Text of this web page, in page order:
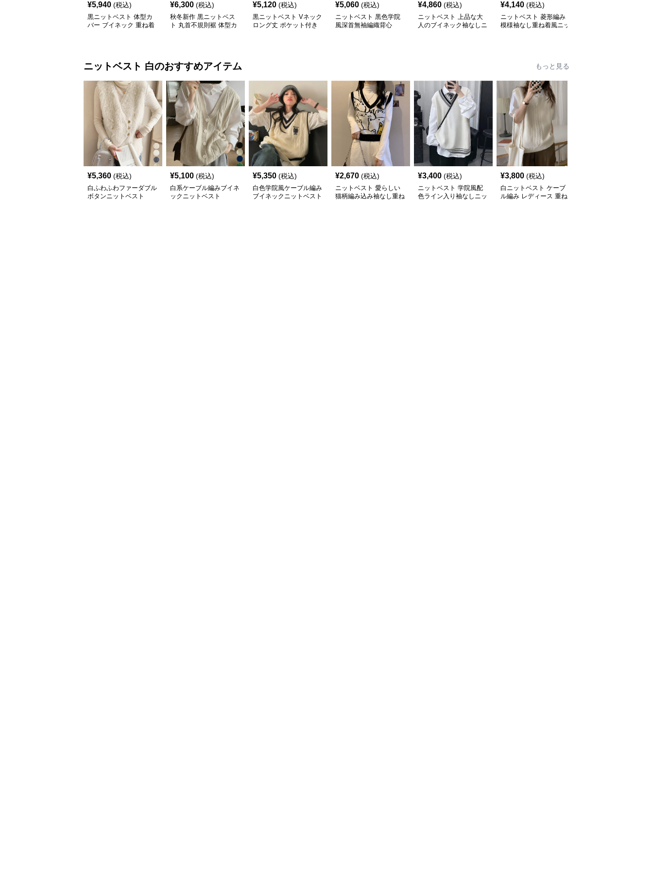
¥5,940 (税込)
黒ニットベスト 体型カ
バー ブイネック 重ね着
¥6,300 (税込)
秋冬新作 黒ニットベス
ト 丸首不規則裾 体型カ
¥5,120 (税込)
黒ニットベスト Vネック
ロング丈 ポケット付き
¥5,060 (税込)
ニットベスト 黒色学院
風深首無袖編織背心
¥4,860 (税込)
ニットベスト 上品な大
人のブイネック袖なしニ
¥4,140 (税込)
ニットベスト 菱形編み
模様袖なし重ね着風ニッ
ニットベスト 白のおすすめアイテム もっと見る
¥5,360 (税込)
白ふわふわファーダブル
ボタンニットベスト
¥5,100 (税込)
白系ケーブル編みブイネ
ックニットベスト
¥5,350 (税込)
白色学院風ケーブル編み
ブイネックニットベスト
¥2,670 (税込)
ニットベスト 愛らしい
猫柄編み込み袖なし重ね
¥3,400 (税込)
ニットベスト 学院風配
色ライン入り袖なしニッ
¥3,800 (税込)
白ニットベスト ケーブ
ル編み レディース 重ね